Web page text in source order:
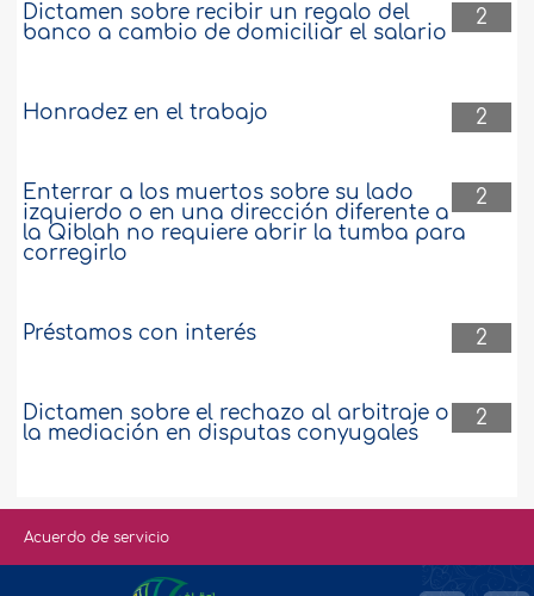
2
Dictamen sobre recibir un regalo del
banco a cambio de domiciliar el salario
2
Honradez en el trabajo
2
Enterrar a los muertos sobre su lado
izquierdo o en una dirección diferente a
la Qiblah no requiere abrir la tumba para
corregirlo
2
Préstamos con interés
2
Dictamen sobre el rechazo al arbitraje o
la mediación en disputas conyugales
Acuerdo de servicio